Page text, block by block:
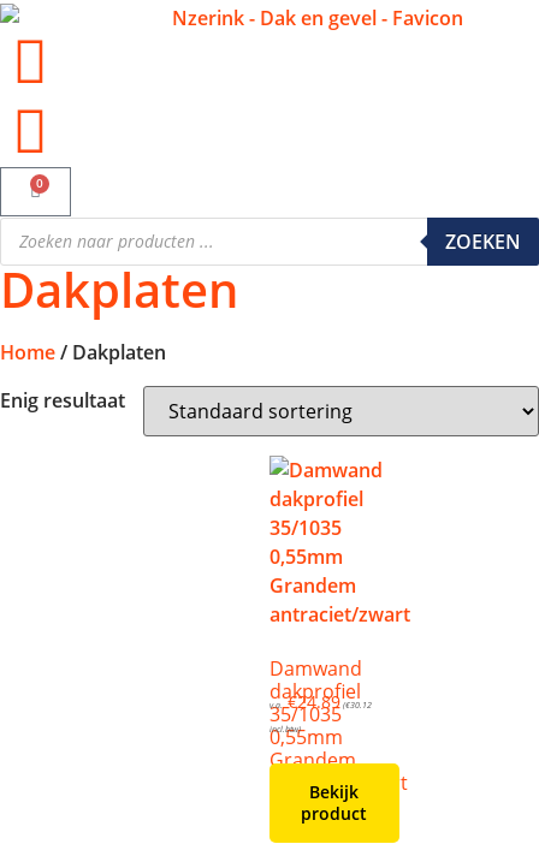
✓ Alle producten op voorraad
0
ZOEKEN
Dakplaten
Home/ Dakplaten
Enig resultaat
Damwand
dakprofiel
35/1035
0,55mm
Grandem
antraciet/zwart
v.a. €24.89 (€30.12
incl.btw)
Bekijk
product